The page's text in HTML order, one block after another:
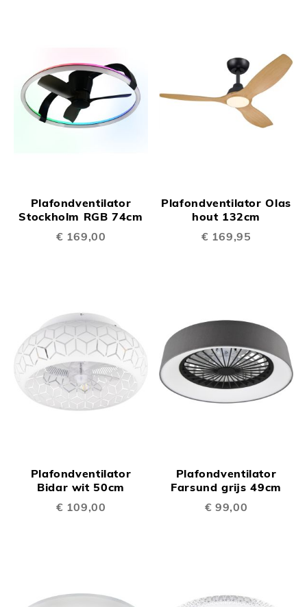
Plafondventilator
Stockholm RGB 74cm
€ 169,00
Plafondventilator Olas
hout 132cm
€ 169,95
Plafondventilator
Bidar wit 50cm
€ 109,00
Plafondventilator
Farsund grijs 49cm
€ 99,00